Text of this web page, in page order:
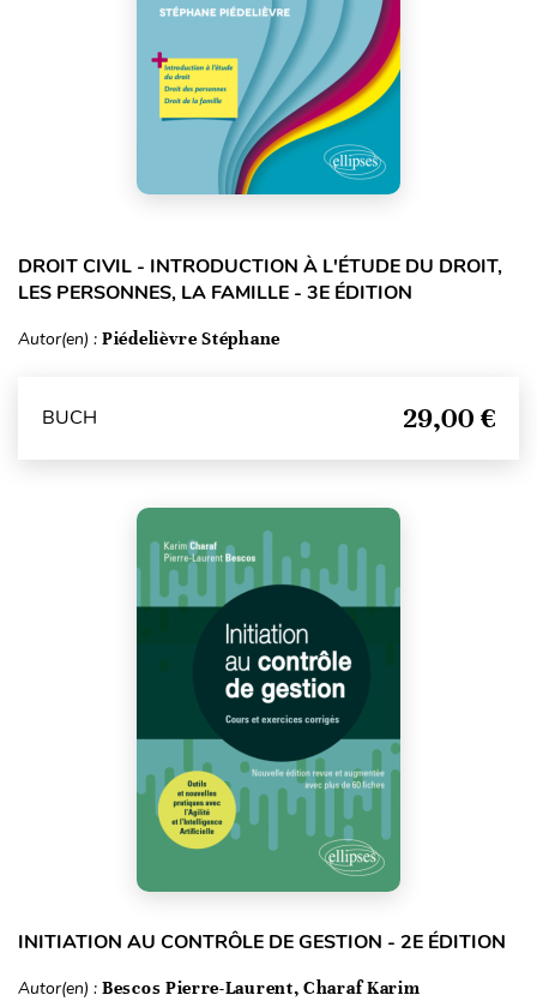
DROIT CIVIL - INTRODUCTION À L'ÉTUDE DU DROIT,
LES PERSONNES, LA FAMILLE - 3E ÉDITION
Autor(en) : Piédelièvre Stéphane
BUCH 29,00 €
INITIATION AU CONTRÔLE DE GESTION - 2E ÉDITION
Autor(en) : Bescos Pierre-Laurent, Charaf Karim